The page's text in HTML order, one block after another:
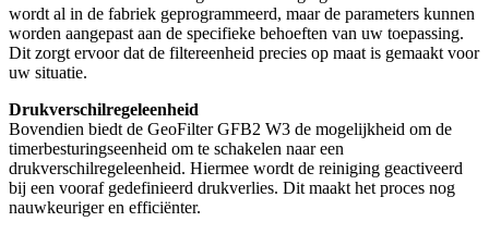
wordt al in de fabriek geprogrammeerd, maar de parameters kunnen
worden aangepast aan de specifieke behoeften van uw toepassing.
Dit zorgt ervoor dat de filtereenheid precies op maat is gemaakt voor
uw situatie.
Drukverschilregeleenheid
Bovendien biedt de GeoFilter GFB2 W3 de mogelijkheid om de
timerbesturingseenheid om te schakelen naar een
drukverschilregeleenheid. Hiermee wordt de reiniging geactiveerd
bij een vooraf gedefinieerd drukverlies. Dit maakt het proces nog
nauwkeuriger en efficiënter.